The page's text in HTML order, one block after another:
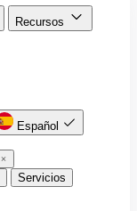
Recursos
Español
Servicios